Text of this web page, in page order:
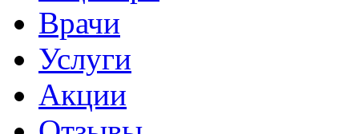
Врачи
Услуги
Акции